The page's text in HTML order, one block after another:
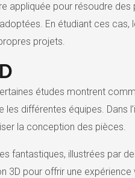
appliquée pour résoudre des
En étudiant ces cas,
projets.
études montrent
différentes équipes. Dans
la conception des pièces.
fantastiques, illustrées par
pour offrir une expérience